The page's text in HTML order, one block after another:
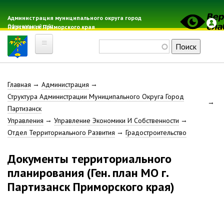
основному
содержанию
Администрация муниципального округа город
Партизанск Приморского края
Официальный сайт
Главная
Электронная почта
Местные налоги
Расписание автобусов
Свод-WEB
Партизанск
Строка
навигации
Главная
Администрация
Структура Администрации Муниципального Округа Город
Партизанск
Управления
Управление Экономики И Собственности
Отдел Территориального Развития
Градостроительство
Документы территориального
планирования (Ген. план МО г.
Партизанск Приморского края)